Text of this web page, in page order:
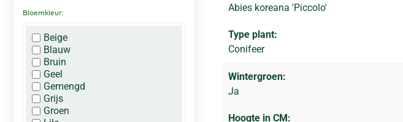
Abies koreana 'Piccolo'
Type plant:
Conifeer
Wintergroen:
Ja
Hoogte in CM:
December
Bloemkleur:
Beige
Blauw
Bruin
Geel
Gemengd
Grijs
Groen